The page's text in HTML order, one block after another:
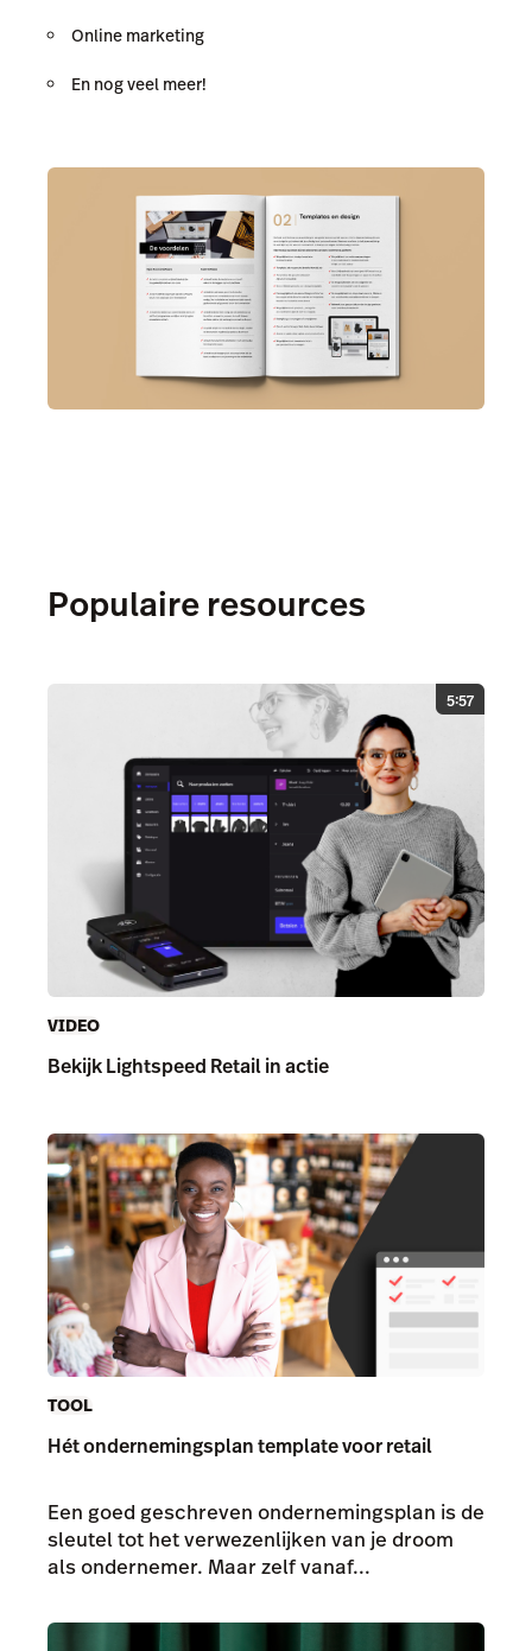
Online marketing
En nog veel meer!
Populaire resources
5:57
VIDEO
Bekijk Lightspeed Retail in actie
TOOL
Hét ondernemingsplan template voor retail
Een goed geschreven ondernemingsplan is de
sleutel tot het verwezenlijken van je droom
als ondernemer. Maar zelf vanaf...